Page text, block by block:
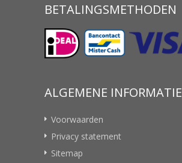
BETALINGSMETHODEN
ALGEMENE INFORMATIE
Voorwaarden
Privacy statement
Sitemap